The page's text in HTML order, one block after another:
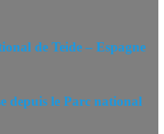
de Teide – Espagne
depuis le Parc national